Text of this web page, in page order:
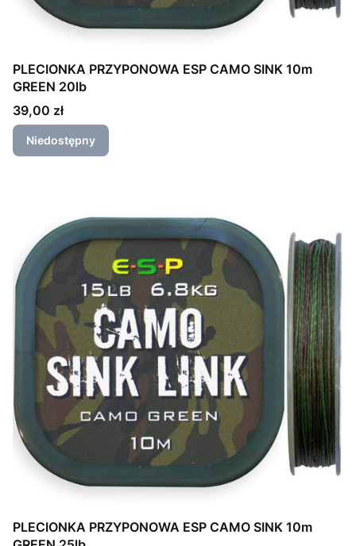
PLECIONKA PRZYPONOWA ESP CAMO SINK 10m
GREEN 20lb
Cena
39,00 zł
Niedostępny
PLECIONKA PRZYPONOWA ESP CAMO SINK 10m